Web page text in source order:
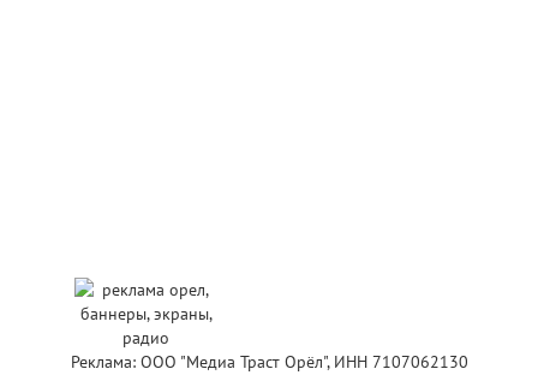
Реклама: ООО "Медиа Траст Орёл", ИНН 7107062130